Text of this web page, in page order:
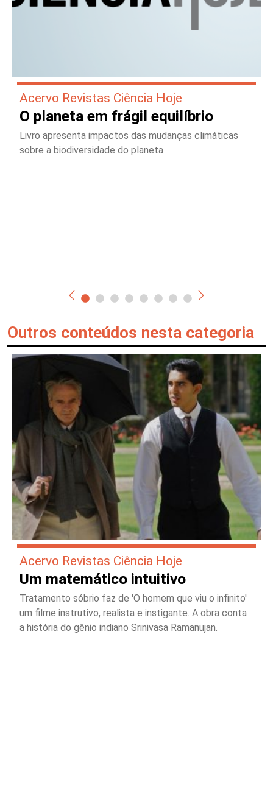
Acervo Revistas Ciência Hoje
O planeta em frágil equilíbrio
Livro apresenta impactos das mudanças climáticas
sobre a biodiversidade do planeta
Outros conteúdos nesta categoria
Acervo Revistas Ciência Hoje
Um matemático intuitivo
Tratamento sóbrio faz de 'O homem que viu o infinito'
um filme instrutivo, realista e instigante. A obra conta
a história do gênio indiano Srinivasa Ramanujan.